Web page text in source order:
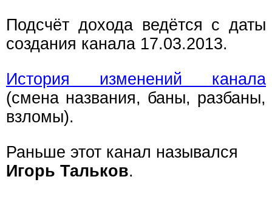
Подсчёт дохода ведётся с даты
создания канала 17.03.2013.
История изменений канала
(смена названия, баны, разбаны,
взломы).
Раньше этот канал назывался
Игорь Тальков.